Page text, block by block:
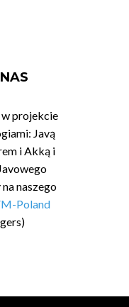
w projekcie
Javą
i Akką i
naszego
Poland